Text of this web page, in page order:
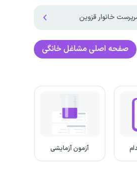
صفحه اصلیمشاغل خانگی
آزمون آزمایشی